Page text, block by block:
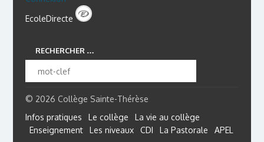
EcoleDirecte
RECHERCHER …
© 2026 Collège Sainte-Thérèse
Infos pratiques
Le collège
La vie au collège
Enseignement
Les niveaux CDI La Pastorale APEL